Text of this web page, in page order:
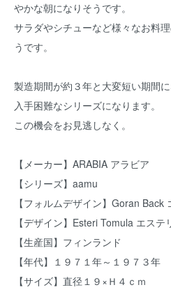
やかな朝になりそうです。
サラダやシチューなど様々なお料
うです。
製造期間が約３年と大変短い期間
入手困難なシリーズになります。
この機会をお見逃しなく。
【メーカー】ARABIA アラビア
【シリーズ】aamu
【フォルムデザイン】Goran Back
【デザイン】Esteri Tomula エステ
【生産国】フィンランド
【年代】１９７１年～１９７３年
【サイズ】直径１９×Ｈ４ｃｍ